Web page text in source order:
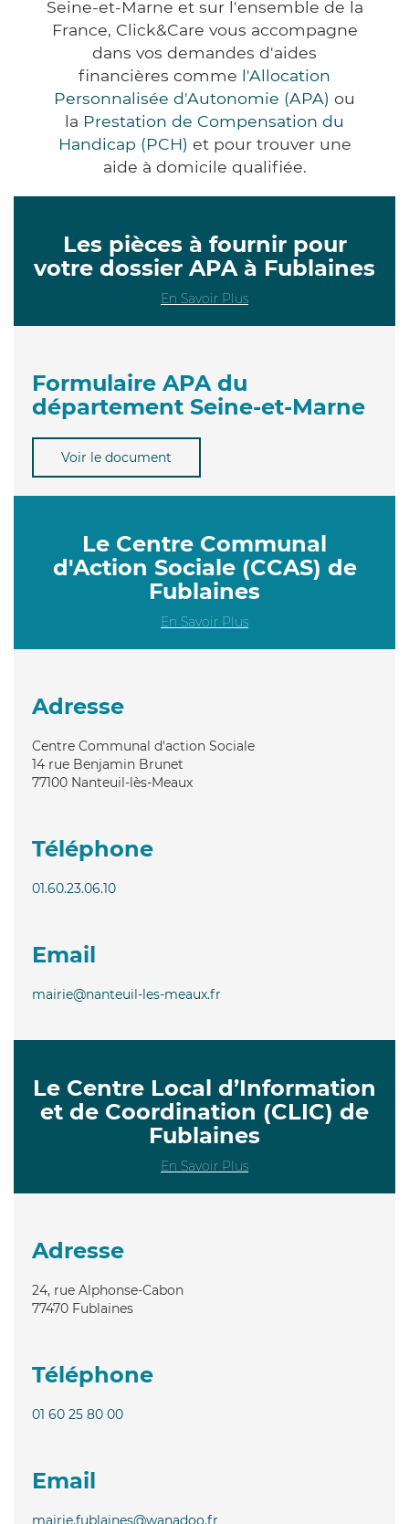
Seine-et-Marne et sur l'ensemble de la
France, Click&Care vous accompagne
dans vos demandes d'aides
financières comme l'Allocation
Personnalisée d'Autonomie (APA) ou
la Prestation de Compensation du
Handicap (PCH) et pour trouver une
aide à domicile qualifiée.
Les pièces à fournir pour
votre dossier APA à Fublaines
En Savoir Plus
Formulaire APA du
département Seine-et-Marne
Voir le document
Le Centre Communal
d'Action Sociale (CCAS) de
Fublaines
En Savoir Plus
Adresse
Centre Communal d'action Sociale
14 rue Benjamin Brunet
77100 Nanteuil-lès-Meaux
Téléphone
01.60.23.06.10
Email
mairie@nanteuil-les-meaux.fr
Le Centre Local d’Information
et de Coordination (CLIC) de
Fublaines
En Savoir Plus
Adresse
24, rue Alphonse-Cabon
77470 Fublaines
Téléphone
01 60 25 80 00
Email
mairie.fublaines@wanadoo.fr